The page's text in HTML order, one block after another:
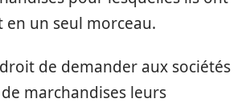
en un seul morceau.
de demander aux sociétés
marchandises leurs